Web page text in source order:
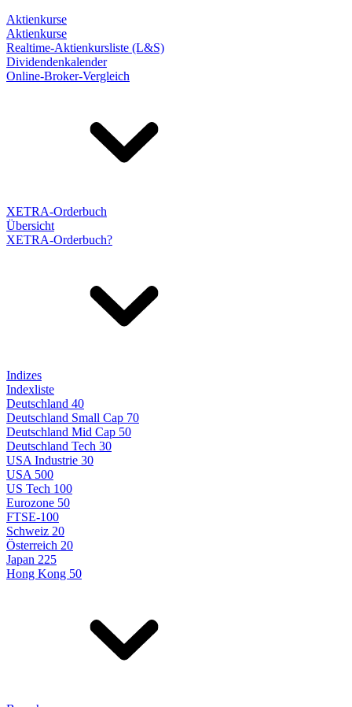
Aktienkurse
Aktienkurse
Realtime-Aktienkursliste (L&S)
Dividendenkalender
Online-Broker-Vergleich
XETRA-Orderbuch
Übersicht
XETRA-Orderbuch?
Indizes
Indexliste
Deutschland 40
Deutschland Small Cap 70
Deutschland Mid Cap 50
Deutschland Tech 30
USA Industrie 30
USA 500
US Tech 100
Eurozone 50
FTSE-100
Schweiz 20
Österreich 20
Japan 225
Hong Kong 50